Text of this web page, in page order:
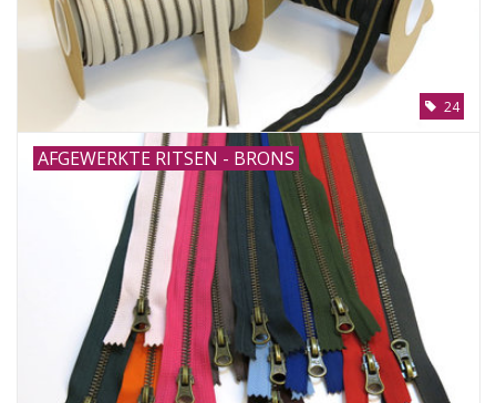
24
AFGEWERKTE RITSEN - BRONS